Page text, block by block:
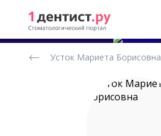
стоматологов
Усток Мариета Борисовна